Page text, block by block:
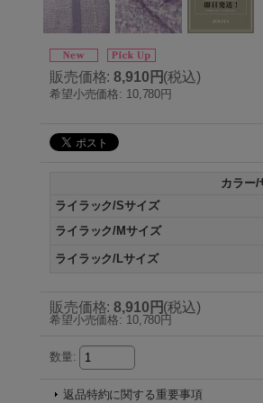
販売価格: 8,910円(税込)
希望小売価格: 10,780円
カラー/
ライラック/Sサイズ
ライラック/Mサイズ
ライラック/Lサイズ
販売価格: 8,910円(税込)
希望小売価格: 10,780円
数量:
返品特約に関する重要事項